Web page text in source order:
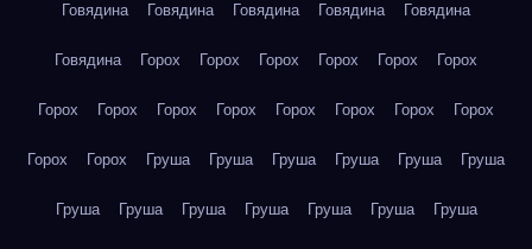
Говядина Говядина Говядина Говядина Говядина
Говядина Горох Горох Горох Горох Горох Горох
Горох Горох Горох Горох Горох Горох Горох Горох
Горох Горох Груша Груша Груша Груша Груша Груша
Груша Груша Груша Груша Груша Груша Груша